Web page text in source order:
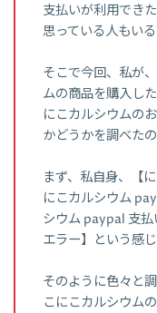
支払いが利用でき
思っている人もい
そこで今回、私が
ムの商品を購入し
にこカルシウムの
かどうかを調べた
まず、私自身、【
にこカルシウム
シウム paypal 支
エラー】という感
そのように色々と
こにこカルシウム